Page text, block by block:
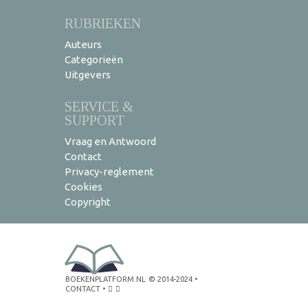
RUBRIEKEN
Auteurs
Categorieën
Uitgevers
SERVICE &
SUPPORT
Vraag en Antwoord
Contact
Privacy-reglement
Cookies
Copyright
BOEKENPLATFORM.NL © 2014-2024 •
CONTACT •